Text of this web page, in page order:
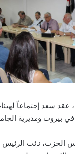
سعد إجتماعاً
بيروت ومديرية
نائب الرئيس